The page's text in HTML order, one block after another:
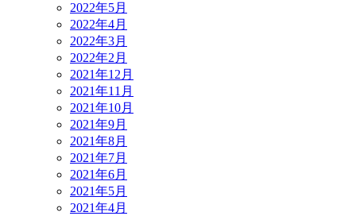
2022年5月
2022年4月
2022年3月
2022年2月
2021年12月
2021年11月
2021年10月
2021年9月
2021年8月
2021年7月
2021年6月
2021年5月
2021年4月